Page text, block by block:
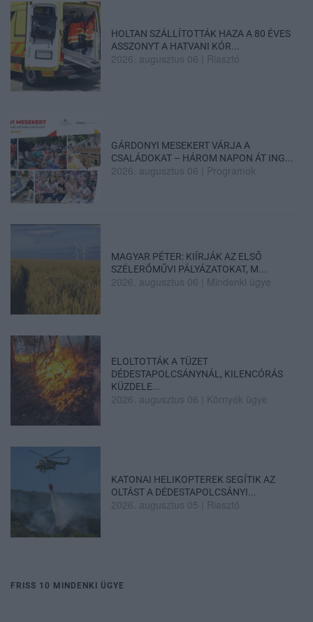
HOLTAN SZÁLLÍTOTTÁK HAZA A 80 ÉVES
ASSZONYT A HATVANI KÓR...
2026. augusztus 06 Riasztó
GÁRDONYI MESEKERT VÁRJA A
CSALÁDOKAT – HÁROM NAPON ÁT ING...
2026. augusztus 06 Programok
MAGYAR PÉTER: KIÍRJÁK AZ ELSŐ
SZÉLERŐMŰVI PÁLYÁZATOKAT, M...
2026. augusztus 06 Mindenki ügye
ELOLTOTTÁK A TÜZET
DÉDESTAPOLCSÁNYNÁL, KILENCÓRÁS
KÜZDELE...
2026. augusztus 06 Környék ügye
KATONAI HELIKOPTEREK SEGÍTIK AZ
OLTÁST A DÉDESTAPOLCSÁNYI...
2026. augusztus 05 Riasztó
FRISS 10 MINDENKI ÜGYE